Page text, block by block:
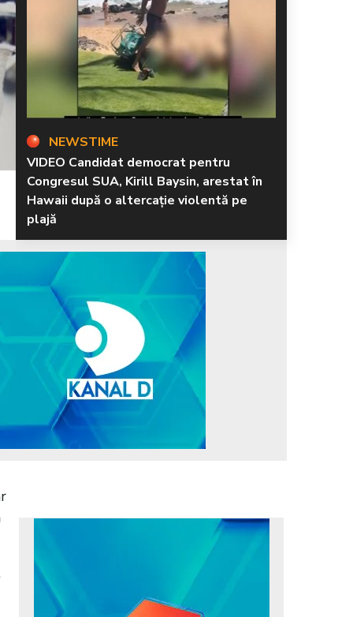
NEWSTIME
VIDEO Candidat democrat pentru
Congresul SUA, Kirill Baysin, arestat în
Hawaii după o altercație violentă pe
plajă